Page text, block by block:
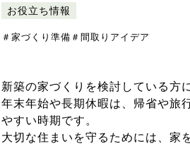
お役立ち情報
＃家づくり準備 ＃間取りアイデア
新築の家づくりを検討している方
年末年始や長期休暇は、帰省や旅
やすい時期です。
大切な住まいを守るためには、家